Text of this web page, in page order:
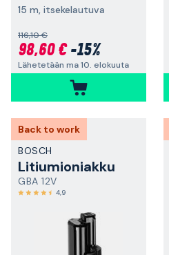
15 m, itsekelautuva
116,10 €
98,60 €-15%
Lähetetään ma 10. elokuuta
Back to work
BOSCH
Litiumioniakku
GBA 12V
4,9